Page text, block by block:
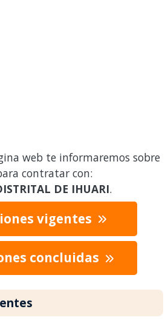
web te informaremos sobre
contratar con:
DE IHUARI.
vigentes
concluidas